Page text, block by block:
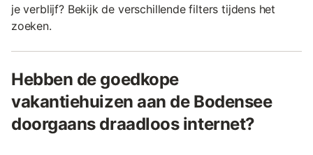
je verblijf? Bekijk de verschillende filters tijdens het
zoeken.
Hebben de goedkope
vakantiehuizen aan de Bodensee
doorgaans draadloos internet?